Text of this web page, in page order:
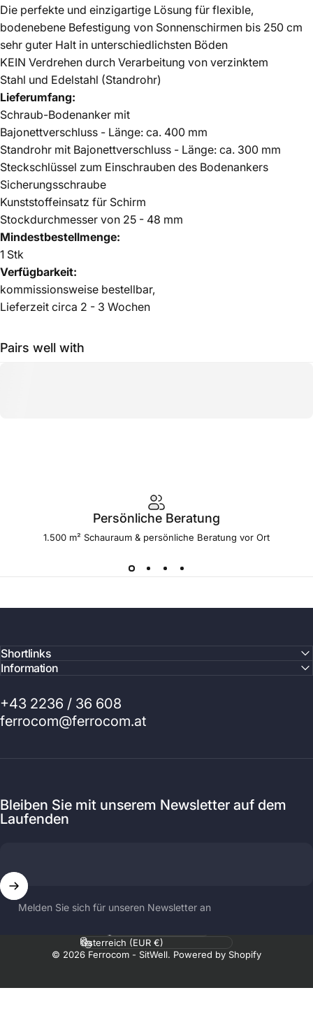
Die perfekte und einzigartige Lösung für flexible,
bodenebene Befestigung von Sonnenschirmen bis 250 cm
sehr guter Halt in unterschiedlichsten Böden
KEIN Verdrehen durch Verarbeitung von verzinktem
Stahl und Edelstahl (Standrohr)
Lieferumfang:
Schraub-Bodenanker mit
Bajonettverschluss - Länge: ca. 400 mm
Standrohr mit Bajonettverschluss - Länge: ca. 300 mm
Steckschlüssel zum Einschrauben des Bodenankers
Sicherungsschraube
Kunststoffeinsatz für Schirm
Stockdurchmesser von 25 - 48 mm
Mindestbestellmenge:
1 Stk
Verfügbarkeit:
kommissionsweise bestellbar,
Lieferzeit circa 2 - 3 Wochen
Pairs well with
Persönliche Beratung
1.500 m² Schauraum & persönliche Beratung vor Ort
Shortlinks
Information
+43 2236 / 36 608
ferrocom@ferrocom.at
Bleiben Sie mit unserem Newsletter auf dem
Laufenden
Melden Sie sich für unseren Newsletter an
© 2026 Ferrocom - SitWell. Powered by Shopify
Sprache
Land/Region